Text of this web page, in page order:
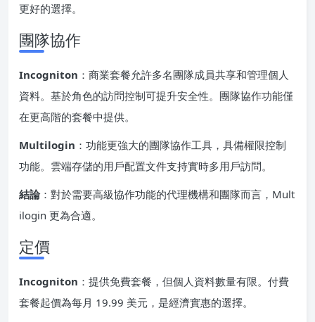
更好的選擇。
團隊協作
Incogniton ：商業套餐允許多名團隊成員共享和管理個人
資料。基於角色的訪問控制可提升安全性。團隊協作功能僅
在更高階的套餐中提供。
Multilogin ：功能更強大的團隊協作工具，具備權限控制
功能。雲端存儲的用戶配置文件支持實時多用戶訪問。
結論：對於需要高級協作功能的代理機構和團隊而言，Mult
ilogin 更為合適。
定價
Incogniton ：提供免費套餐，但個人資料數量有限。付費
套餐起價為每月 19.99 美元，是經濟實惠的選擇。